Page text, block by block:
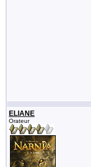
ELIANE
Orateur